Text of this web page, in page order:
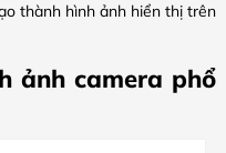
thành hình ảnh hiển thị trên
ảnh camera phổ